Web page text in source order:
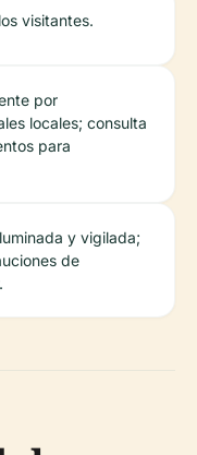
visitantes.
por
locales; consulta
para
y vigilada;
de